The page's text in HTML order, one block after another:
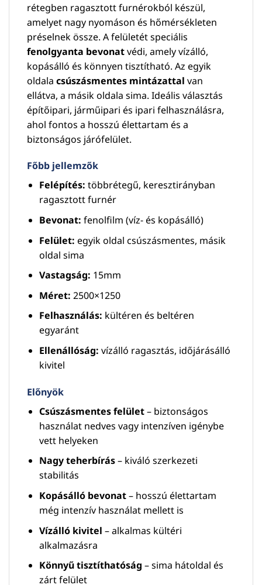
rétegben ragasztott furnérokból készül,
amelyet nagy nyomáson és hőmérsékleten
préselnek össze. A felületét speciális
fenolgyanta bevonatvédi, amely vízálló,
kopásálló és könnyen tisztítható. Az egyik
oldala csúszásmentes mintázattal van
ellátva, a másik oldala sima. Ideális választás
építőipari, járműipari és ipari felhasználásra,
ahol fontos a hosszú élettartam és a
biztonságos járófelület.
Főbb jellemzők
Felépítés: többrétegű, keresztirányban
ragasztott furnér
Bevonat: fenolfilm (víz- és kopásálló)
Felület: egyik oldal csúszásmentes, másik
oldal sima
Vastagság: 15mm
Méret: 2500×1250
Felhasználás: kültéren és beltéren
egyaránt
Ellenállóság: vízálló ragasztás, időjárásálló
kivitel
Előnyök
Csúszásmentes felület– biztonságos
használat nedves vagy intenzíven igénybe
vett helyeken
Nagy teherbírás– kiváló szerkezeti
stabilitás
Kopásálló bevonat– hosszú élettartam
még intenzív használat mellett is
Vízálló kivitel – alkalmas kültéri
alkalmazásra
Könnyű tisztíthatóság – sima hátoldal és
zárt felület